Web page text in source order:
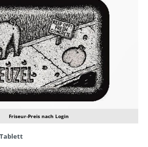
Friseur-Preis nach Login